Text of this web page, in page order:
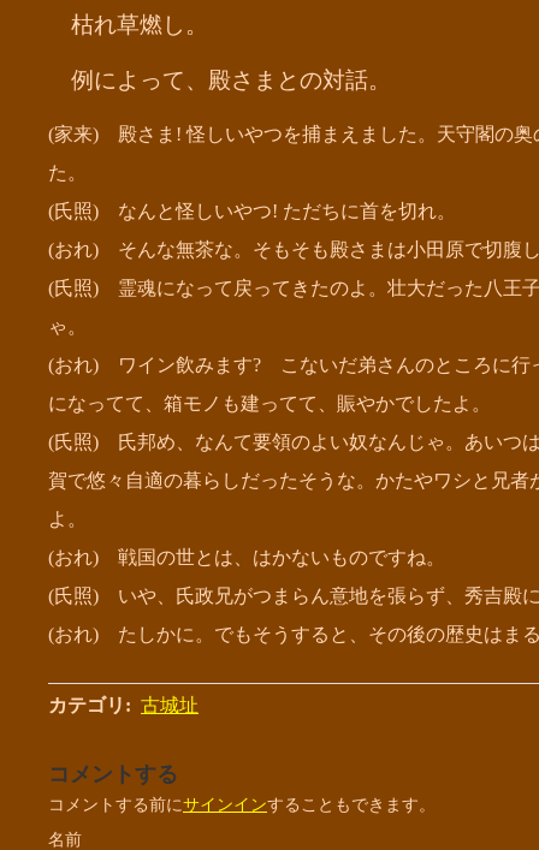
枯れ草燃し。
例によって、殿さまとの対話。
(家来) 殿さま! 怪しいやつを捕まえました。天守閣の
た。
(氏照) なんと怪しいやつ! ただちに首を切れ。
(おれ) そんな無茶な。そもそも殿さまは小田原で切腹
(氏照) 霊魂になって戻ってきたのよ。壮大だった八王
ゃ。
(おれ) ワイン飲みます? こないだ弟さんのところに行
になってて、箱モノも建ってて、賑やかでしたよ。
(氏照) 氏邦め、なんて要領のよい奴なんじゃ。あいつ
賀で悠々自適の暮らしだったそうな。かたやワシと兄
よ。
(おれ) 戦国の世とは、はかないものですね。
(氏照) いや、氏政兄がつまらん意地を張らず、秀吉殿
(おれ) たしかに。でもそうすると、その後の歴史はま
カテゴリ : 古城址
コメントする
コメントする前にサインインすることもできます。
名前